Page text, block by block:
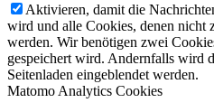
Aktivieren, damit die
wird und alle Cookies, denen nicht
werden. Wir benötigen zwei
gespeichert wird. Andernfalls wird
Seitenladen eingeblendet werden.
Matomo Analytics Cookies